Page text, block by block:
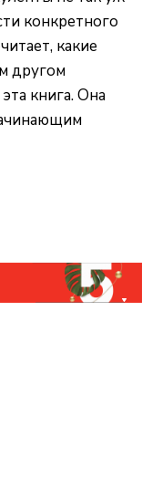
конкретного
какие
другом
книга. Она